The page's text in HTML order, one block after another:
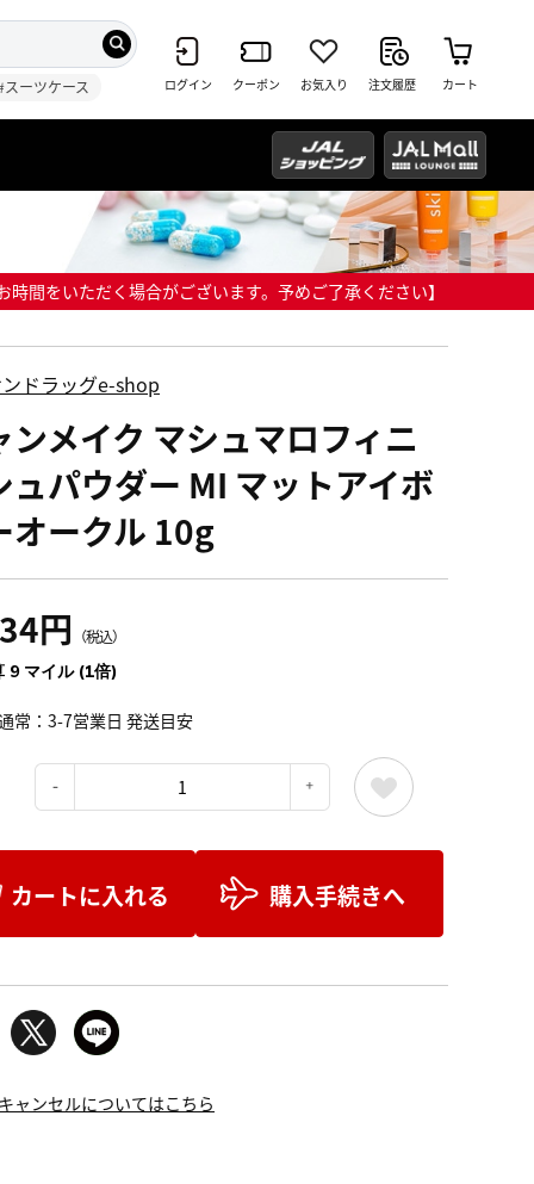
スーツケース ログイン クーポン お気入り 注文履歴 カート
間をいただく場合がございます。予めご了承ください】
ドラッグe-shop
ンメイク マシュマロフィニ
ュパウダー MI マットアイボ
オークル 10g
円 （税込）
9 マイル (1倍)
常：3-7営業日 発送目安
カートに入れる 購入手続きへ
ャンセルについてはこちら